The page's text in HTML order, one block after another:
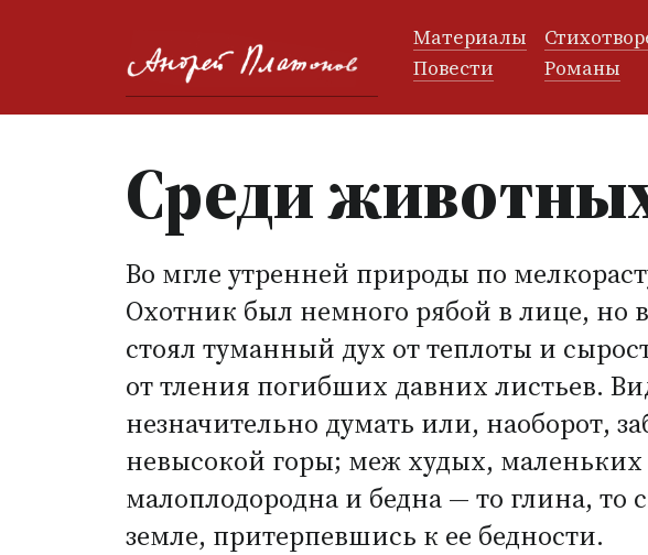
Материалы
Повести
Романы
Среди
Во мгле утренней природы по
Охотник был немного рябой в лице, но
стоял туманный дух от теплоты и
от тления погибших давних листьев.
незначительно думать или, наоборот,
невысокой горы; меж худых,
малоплодородна и бедна — то глина, то
земле, притерпевшись к ее бедности.